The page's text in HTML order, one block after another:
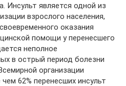
Инсульт является одной из
взрослого населения,
оказания
помощи у перенесшего
неполное
в острый период болезни
организации
62% перенесших инсульт